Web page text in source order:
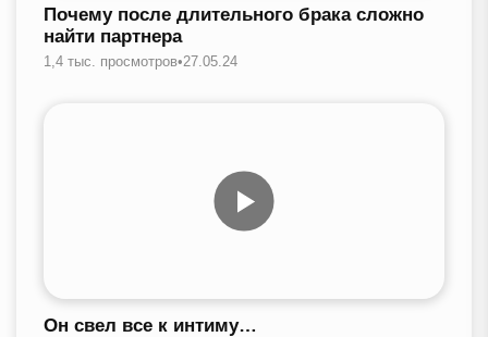
Почему после длительного брака сложно
найти партнера
1,4 тыс. просмотров•27.05.24
Он свел все к интиму…